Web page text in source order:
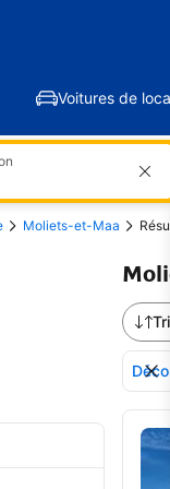
Voitures de
Moliets-et-Maa